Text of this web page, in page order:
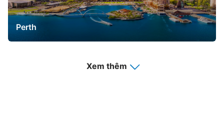
Perth
Xem thêm